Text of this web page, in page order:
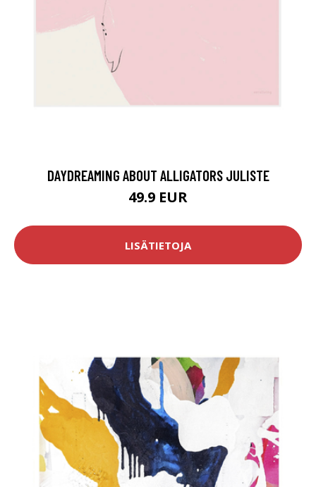
DAYDREAMING ABOUT ALLIGATORS JULISTE
49.9 EUR
LISÄTIETOJA